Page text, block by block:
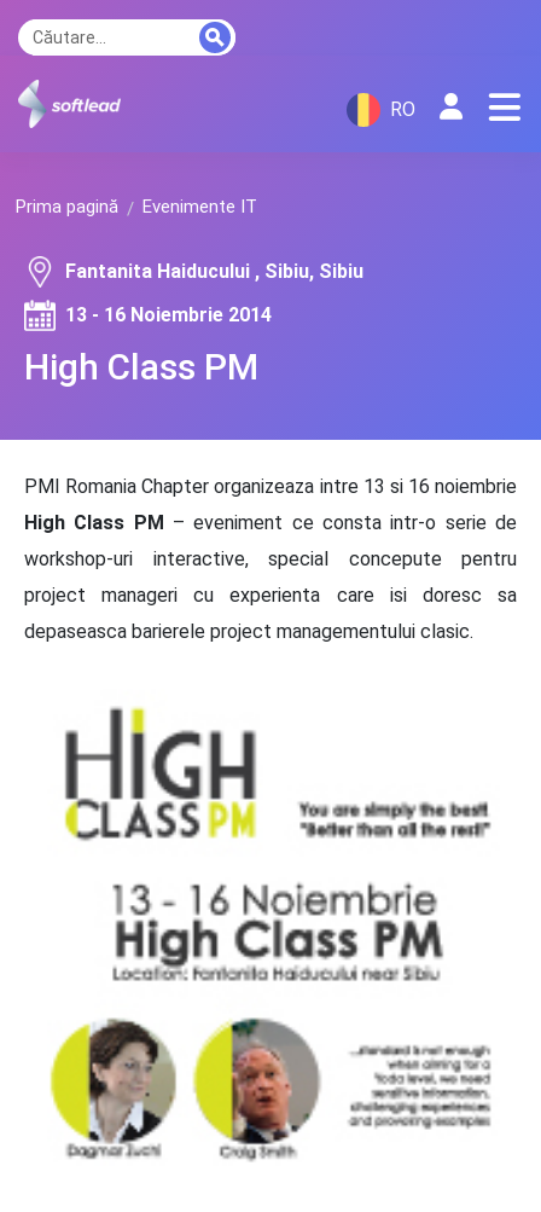
RO
Prima pagină Evenimente IT
High Class PM
Fantanita Haiducului , Sibiu, Sibiu
13 - 16 Noiembrie 2014
PMI Romania Chapter organizeaza intre 13 si 16 noiembrie
High Class PM – eveniment ce consta intr-o serie de
workshop-uri interactive, special concepute pentru
project manageri cu experienta care isi doresc sa
depaseasca barierele project managementului clasic.